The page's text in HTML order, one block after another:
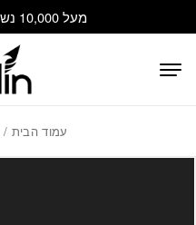
מעל 10,000 נשים בוחרות ADLIN
עמוד הבית /